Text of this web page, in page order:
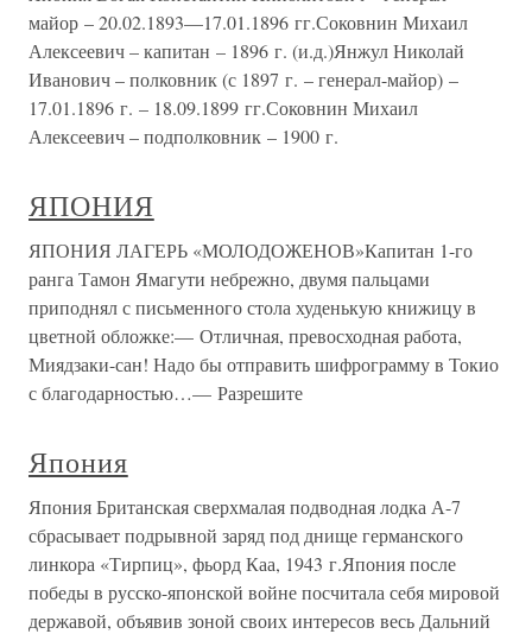
майор – 20.02.1893—17.01.1896 гг.Соковнин Михаил
Алексеевич – капитан – 1896 г. (и.д.)Янжул Николай
Иванович – полковник (с 1897 г. – генерал-майор) –
17.01.1896 г. – 18.09.1899 гг.Соковнин Михаил
Алексеевич – подполковник – 1900 г.
ЯПОНИЯ
ЯПОНИЯ ЛАГЕРЬ «МОЛОДОЖЕНОВ»Капитан 1-го
ранга Тамон Ямагути небрежно, двумя пальцами
приподнял с письменного стола худенькую книжицу в
цветной обложке:— Отличная, превосходная работа,
Миядзаки-сан! Надо бы отправить шифрограмму в Токио
с благодарностью…— Разрешите
Япония
Япония Британская сверхмалая подводная лодка А-7
сбрасывает подрывной заряд под днище германского
линкора «Тирпиц», фьорд Каа, 1943 г.Япония после
победы в русско-японской войне посчитала себя мировой
державой, объявив зоной своих интересов весь Дальний